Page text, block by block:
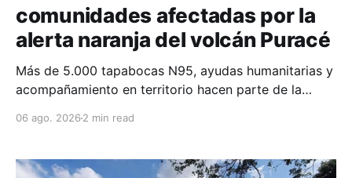
comunidades afectadas por la
alerta naranja del volcán Puracé
Más de 5.000 tapabocas N95, ayudas humanitarias y
acompañamiento en territorio hacen parte de la
los efectos de la caída de ceniza.
06 ago. 2026 2 min read